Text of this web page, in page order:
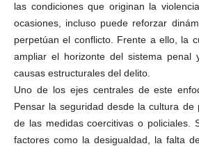
las condiciones que originan la
ocasiones, incluso puede reforzar
perpetúan el conflicto. Frente a ello, la
ampliar el horizonte del sistema penal
causas estructurales del delito.
Uno de los ejes centrales de este
Pensar la seguridad desde la cultura de
de las medidas coercitivas o policiales.
factores como la desigualdad, la falta